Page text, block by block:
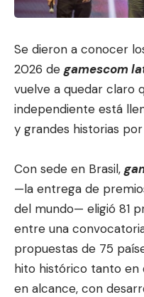
Se dieron a conocer
2026 de gamescom
vuelve a quedar claro
independiente está lle
y grandes historias
Con sede en Brasil,
—la entrega de
del mundo— eligió 81
entre una
propuestas de 75
hito histórico tanto en
en alcance, con